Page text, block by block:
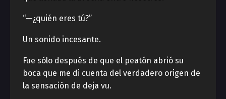
“—¿quién eres tú?”
Un sonido incesante.
Fue sólo después de que el peatón abrió su
boca que me di cuenta del verdadero origen de
la sensación de deja vu.